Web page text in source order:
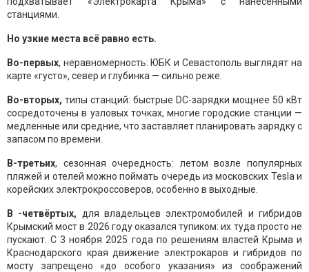
станциями.
Но узкие места всё равно есть.
Во-первых, неравномерность: ЮБК и Севастополь выглядят на
карте «густо», север и глубинка — сильно реже.
Во-вторых, типы станций: быстрые DC-зарядки мощнее 50 кВт
сосредоточены в узловых точках, многие городские станции —
медленные или средние, что заставляет планировать зарядку с
запасом по времени.
В-третьих, сезонная очередность: летом возле популярных
пляжей и отелей можно поймать очередь из московских Tesla и
корейских электрокроссоверов, особенно в выходные.
В -четвёртых, для владельцев электромобилей и гибридов
Крымский мост в 2026 году оказался тупиком: их туда просто не
пускают. С 3 ноября 2025 года по решениям властей Крыма и
Краснодарского края движение электрокаров и гибридов по
мосту запрещено «до особого указания» из соображений